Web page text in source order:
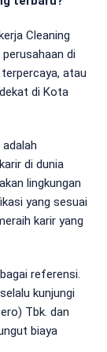
Cleaning
di
atau
di Kota
di dunia
lingkungan
yang sesuai
karir yang
referensi.
kunjungi
Tbk. dan
biaya